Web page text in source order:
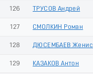
126 ТРУСОВ Андрей
127 СМОЛКИН Роман
128 ДЮСЕМБАЕВ Женис
129 КАЗАКОВ Антон